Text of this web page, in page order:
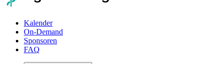
Kalender
On-Demand
Sponsoren
FAQ